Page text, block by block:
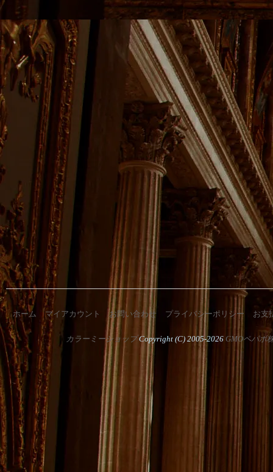
ホーム マイアカウント お問い合わせ プライバシーポリシー お支
カラーミーショップCopyright (C) 2005-2026 GMOペパボ